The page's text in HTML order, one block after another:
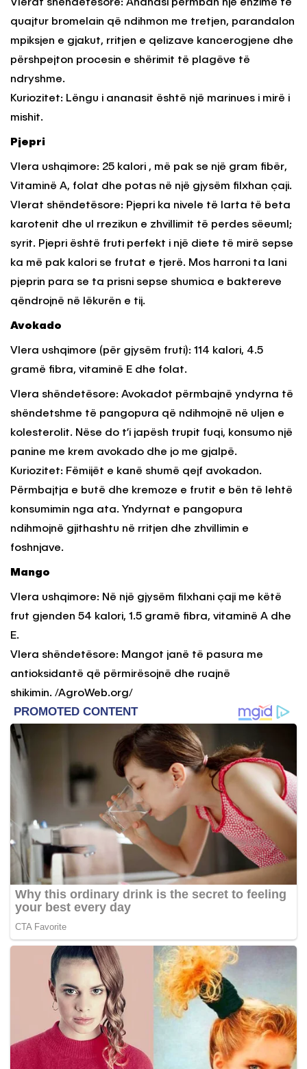
Vlerat shëndetësore: Ananasi përmban një enzimë të
quajtur bromelain që ndihmon me tretjen, parandalon
mpiksjen e gjakut, rritjen e qelizave kancerogjene dhe
përshpejton procesin e shërimit të plagëve të
ndryshme.
Kuriozitet: Lëngu i ananasit është një marinues i mirë i
mishit.
Pjepri
Vlera ushqimore: 25 kalori , më pak se një gram fibër,
Vitaminë A, folat dhe potas në një gjysëm filxhan çaji.
Vlerat shëndetësore: Pjepri ka nivele të larta të beta
karotenit dhe ul rrezikun e zhvillimit të perdes sëeuml;
syrit. Pjepri është fruti perfekt i një diete të mirë sepse
ka më pak kalori se frutat e tjerë. Mos harroni ta lani
pjeprin para se ta prisni sepse shumica e baktereve
qëndrojnë në lëkurën e tij.
Avokado
Vlera ushqimore (për gjysëm fruti): 114 kalori, 4.5
gramë fibra, vitaminë E dhe folat.
Vlera shëndetësore: Avokadot përmbajnë yndyrna të
shëndetshme të pangopura që ndihmojnë në uljen e
kolesterolit. Nëse do t’i japësh trupit fuqi, konsumo një
panine me krem avokado dhe jo me gjalpë.
Kuriozitet: Fëmijët e kanë shumë qejf avokadon.
Përmbajtja e butë dhe kremoze e frutit e bën të lehtë
konsumimin nga ata. Yndyrnat e pangopura
ndihmojnë gjithashtu në rritjen dhe zhvillimin e
foshnjave.
Mango
Vlera ushqimore: Në një gjysëm filxhani çaji me këtë
frut gjenden 54 kalori, 1.5 gramë fibra, vitaminë A dhe
E.
Vlera shëndetësore: Mangot janë të pasura me
antioksidantë që përmirësojnë dhe ruajnë
shikimin. /AgroWeb.org/